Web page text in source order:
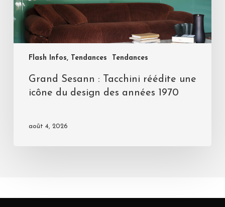
Flash Infos, Tendances Tendances
Grand Sesann : Tacchini réédite une
icône du design des années 1970
août 4, 2026